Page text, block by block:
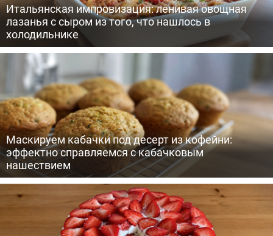
Итальянская импровизация: ленивая овощная
лазанья с сыром из того, что нашлось в
холодильнике
Маскируем кабачки под десерт из кофейни:
эффектно справляемся с кабачковым
нашествием